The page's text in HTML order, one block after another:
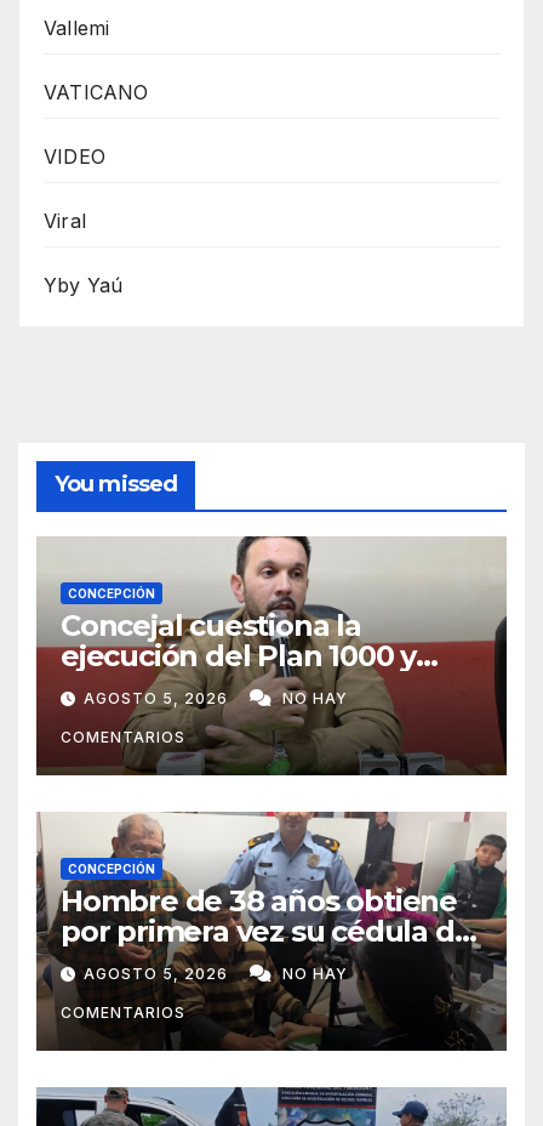
Vallemi
VATICANO
VIDEO
Viral
Yby Yaú
You missed
CONCEPCIÓN
Concejal cuestiona la
ejecución del Plan 1000 y
pide mayor participación del
municipio
AGOSTO 5, 2026 NO HAY
COMENTARIOS
CONCEPCIÓN
Hombre de 38 años obtiene
por primera vez su cédula de
identidad en Concepción
AGOSTO 5, 2026 NO HAY
COMENTARIOS